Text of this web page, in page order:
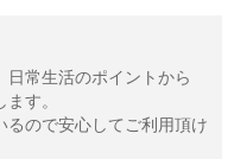
日常生活のポイントから
す。
るので安心してご利用頂け